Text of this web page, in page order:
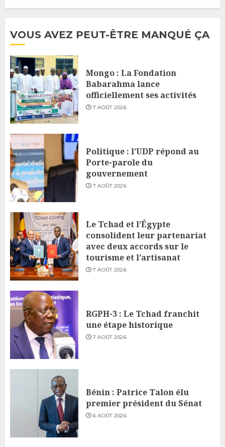
VOUS AVEZ PEUT-ÊTRE MANQUÉ ÇA
Mongo : La Fondation
Babarahma lance
officiellement ses activités
7 AOÛT 2026
Politique : l’UDP répond au
Porte-parole du
gouvernement
7 AOÛT 2026
Le Tchad et l’Égypte
consolident leur partenariat
avec deux accords sur le
tourisme et l’artisanat
7 AOÛT 2026
RGPH-3 : Le Tchad franchit
une étape historique
7 AOÛT 2026
Bénin : Patrice Talon élu
premier président du Sénat
6 AOÛT 2026